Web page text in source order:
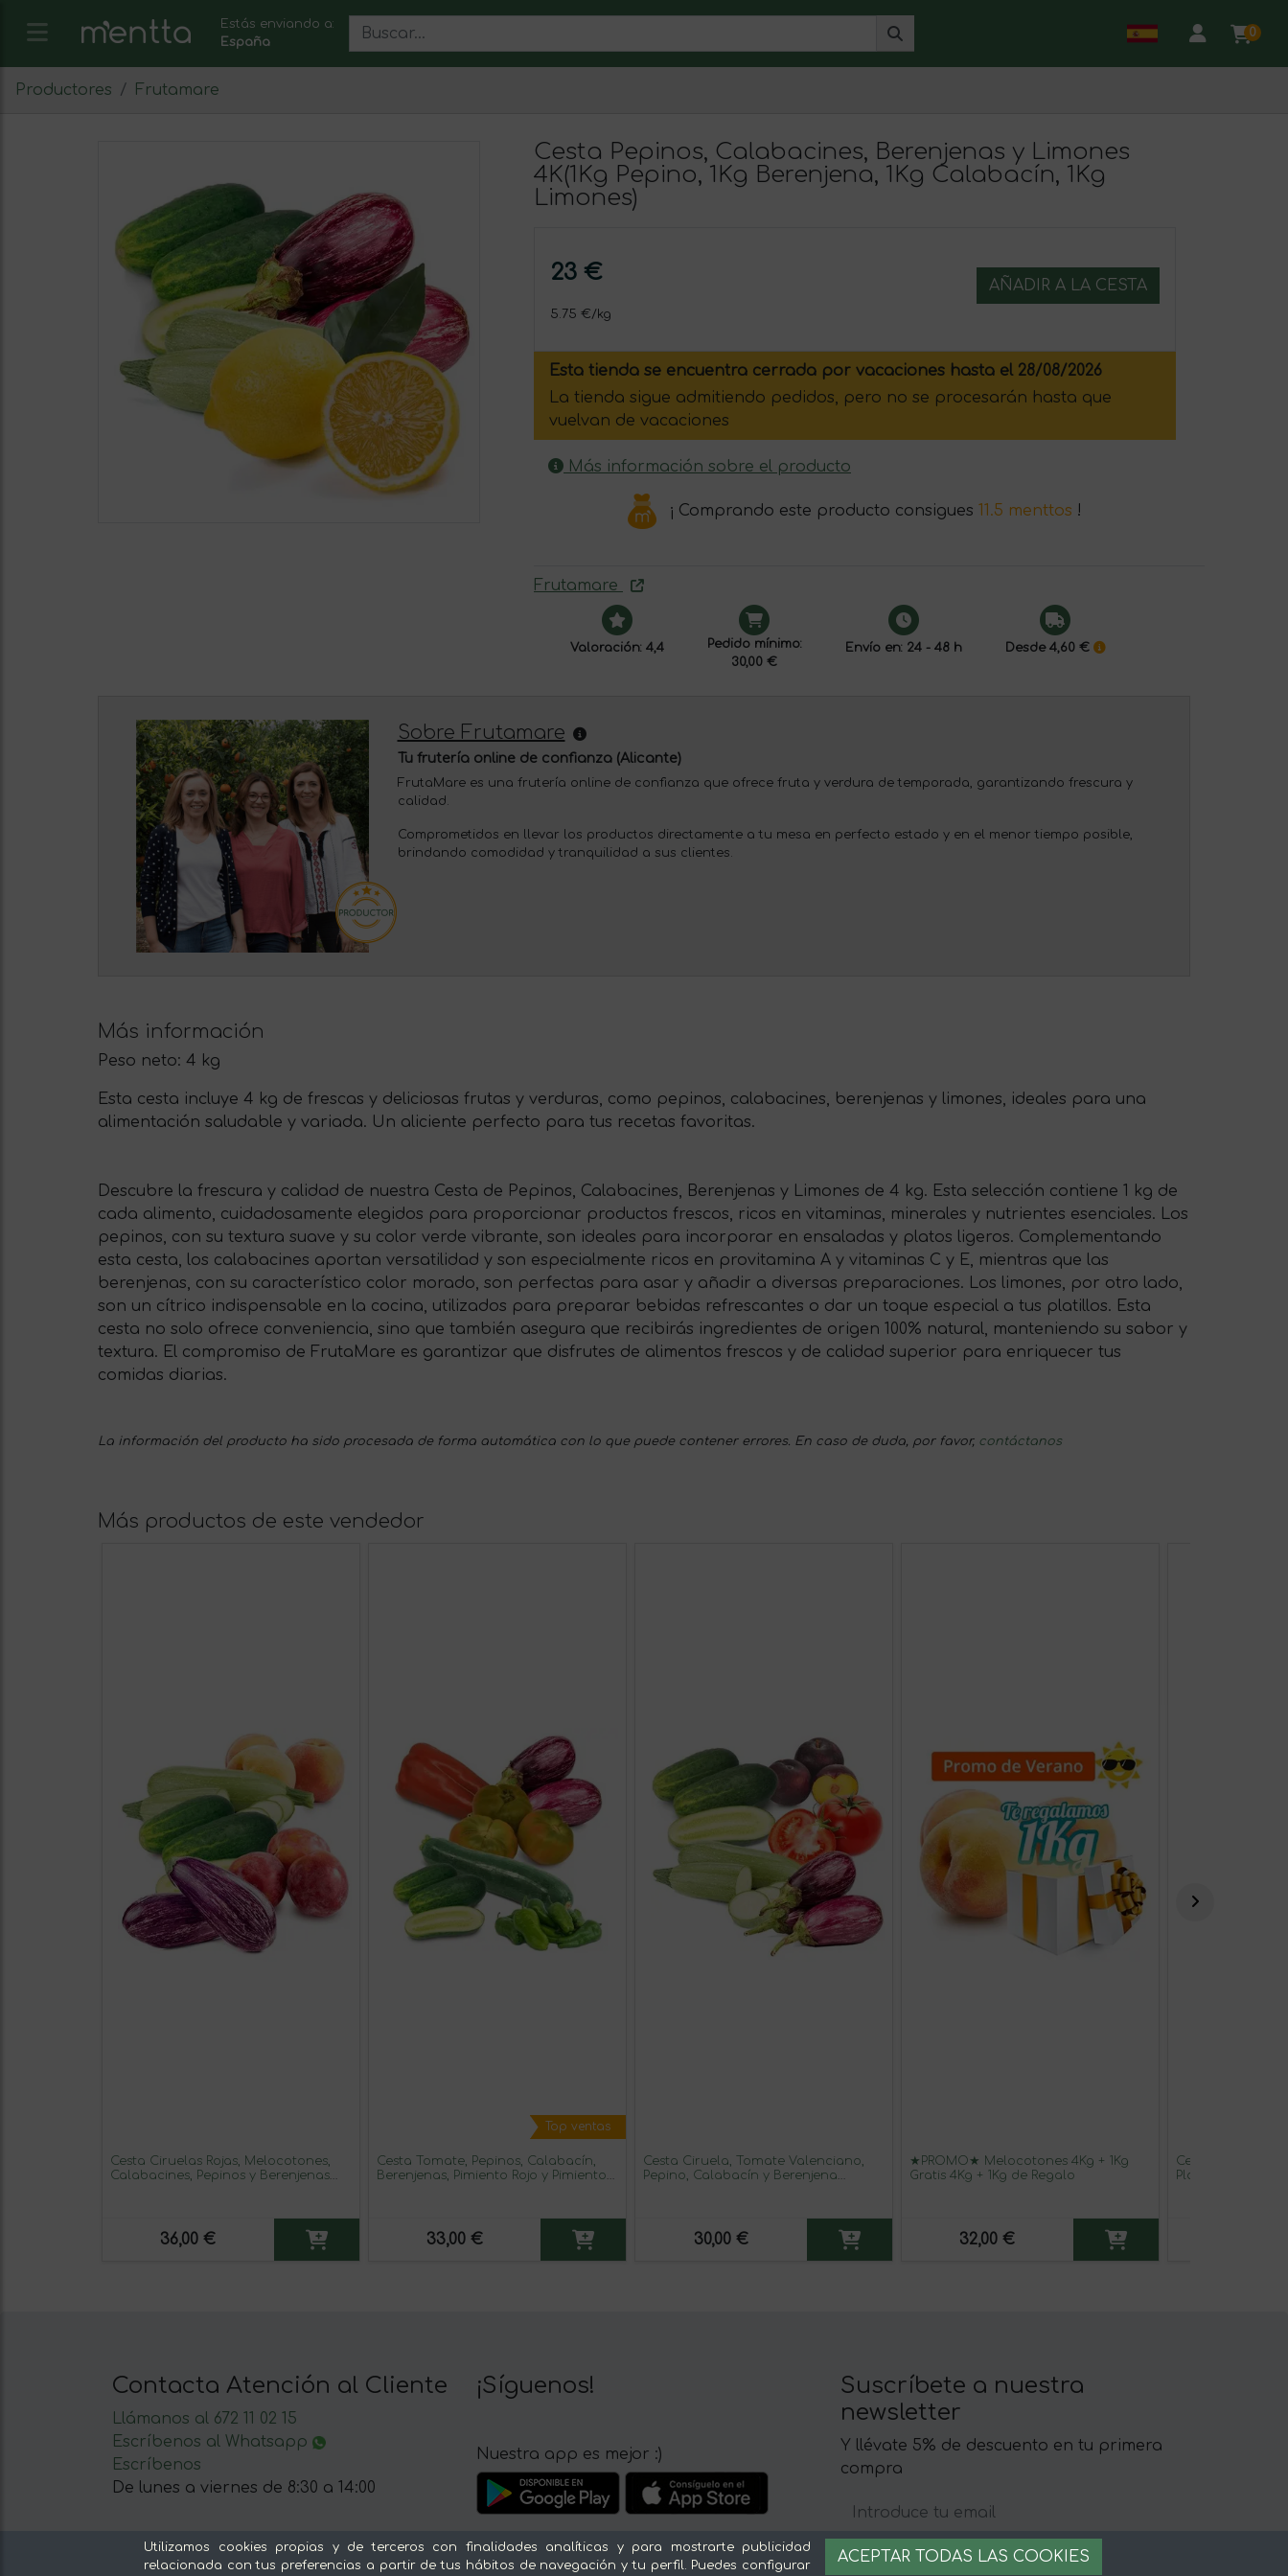
Estás enviando a:
España
0
Productores Frutamare
Cesta Pepinos, Calabacines, Berenjenas y Limones
4K(1Kg Pepino, 1Kg Berenjena, 1Kg Calabacín, 1Kg
Limones)
23 €
5.75 €/kg
AÑADIR A LA CESTA
Esta tienda se encuentra cerrada por vacaciones hasta el 28/08/2026
La tienda sigue admitiendo pedidos, pero no se procesarán hasta que
vuelvan de vacaciones
Más información sobre el producto
¡ Comprando este producto consigues 11.5 menttos !
Frutamare
Valoración: 4,4
Pedido mínimo:
30,00 €
Envío en: 24 - 48 h Desde 4,60 €
Sobre Frutamare
Tu frutería online de confianza (Alicante)
FrutaMare es una frutería online de confianza que ofrece fruta y verdura de temporada, garantizando frescura y
calidad.
Comprometidos en llevar los productos directamente a tu mesa en perfecto estado y en el menor tiempo posible,
brindando comodidad y tranquilidad a sus clientes.
Más información
Peso neto: 4 kg
Esta cesta incluye 4 kg de frescas y deliciosas frutas y verduras, como pepinos, calabacines, berenjenas y limones, ideales para una
alimentación saludable y variada. Un aliciente perfecto para tus recetas favoritas.
Descubre la frescura y calidad de nuestra Cesta de Pepinos, Calabacines, Berenjenas y Limones de 4 kg. Esta selección contiene 1 kg de
cada alimento, cuidadosamente elegidos para proporcionar productos frescos, ricos en vitaminas, minerales y nutrientes esenciales. Los
pepinos, con su textura suave y su color verde vibrante, son ideales para incorporar en ensaladas y platos ligeros. Complementando
esta cesta, los calabacines aportan versatilidad y son especialmente ricos en provitamina A y vitaminas C y E, mientras que las
berenjenas, con su característico color morado, son perfectas para asar y añadir a diversas preparaciones. Los limones, por otro lado,
son un cítrico indispensable en la cocina, utilizados para preparar bebidas refrescantes o dar un toque especial a tus platillos. Esta
cesta no solo ofrece conveniencia, sino que también asegura que recibirás ingredientes de origen 100% natural, manteniendo su sabor y
textura. El compromiso de FrutaMare es garantizar que disfrutes de alimentos frescos y de calidad superior para enriquecer tus
comidas diarias.
La información del producto ha sido procesada de forma automática con lo que puede contener errores. En caso de duda, por favor, contáctanos
Más productos de este vendedor
Cesta Ciruelas Rojas, Melocotones,
Calabacines, Pepinos y Berenjenas
36,00 €
Top ventas
Cesta Tomate, Pepinos, Calabacín,
Berenjenas, Pimiento Rojo y Pimiento
Berenjenas + 1 Pimiento Rojo + 1/2kg
Pimiento de Padrón)
33,00 €
Cesta Ciruela, Tomate Valenciano,
Pepino, Calabacín y Berenjena
30,00 €
★PROMO★ Melocotones 4Kg + 1Kg
Gratis 4Kg + 1Kg de Regalo
32,00 €
Cesta de Kiwi,
Platanos 7 kg
Contacta Atención al Cliente
Llámanos al 672 11 02 15
Escríbenos al Whatsapp
Escríbenos
De lunes a viernes de 8:30 a 14:00
¡Síguenos!
Nuestra app es mejor :)
Suscríbete a nuestra
newsletter
Y llévate 5% de descuento en tu primera
compra
Utilizamos cookies propias y de terceros con finalidades analíticas y para mostrarte publicidad
relacionada con tus preferencias a partir de tus hábitos de navegación y tu perfil. Puedes configurar
ACEPTAR TODAS LAS COOKIES